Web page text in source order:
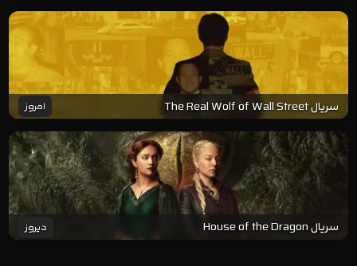
سریال The Real Wolf of Wall Street امروز
سریال House of the Dragon دیروز